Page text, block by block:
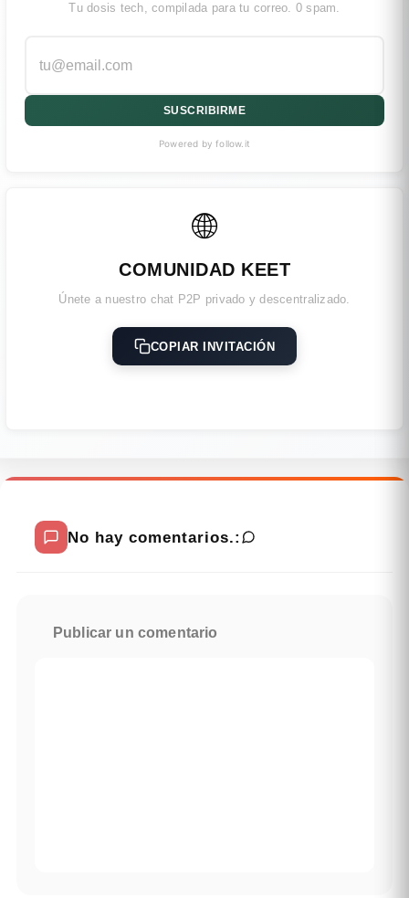
Tu dosis tech, compilada para tu correo. 0 spam.
SUSCRIBIRME
Powered by follow.it
🌐
COMUNIDAD KEET
Únete a nuestro chat P2P privado y descentralizado.
COPIAR INVITACIÓN
No hay comentarios.:
Publicar un comentario